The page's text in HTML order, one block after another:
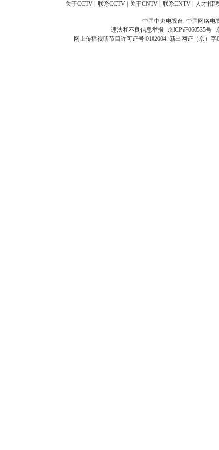
关于CCTV 联系CCTV 关于CNTV 联系CNTV 人才招聘
中国中央电视台 中国网络电
违法和不良信息举报 京ICP证060535号
网上传播视听节目许可证号 0102004 新出网证（京）